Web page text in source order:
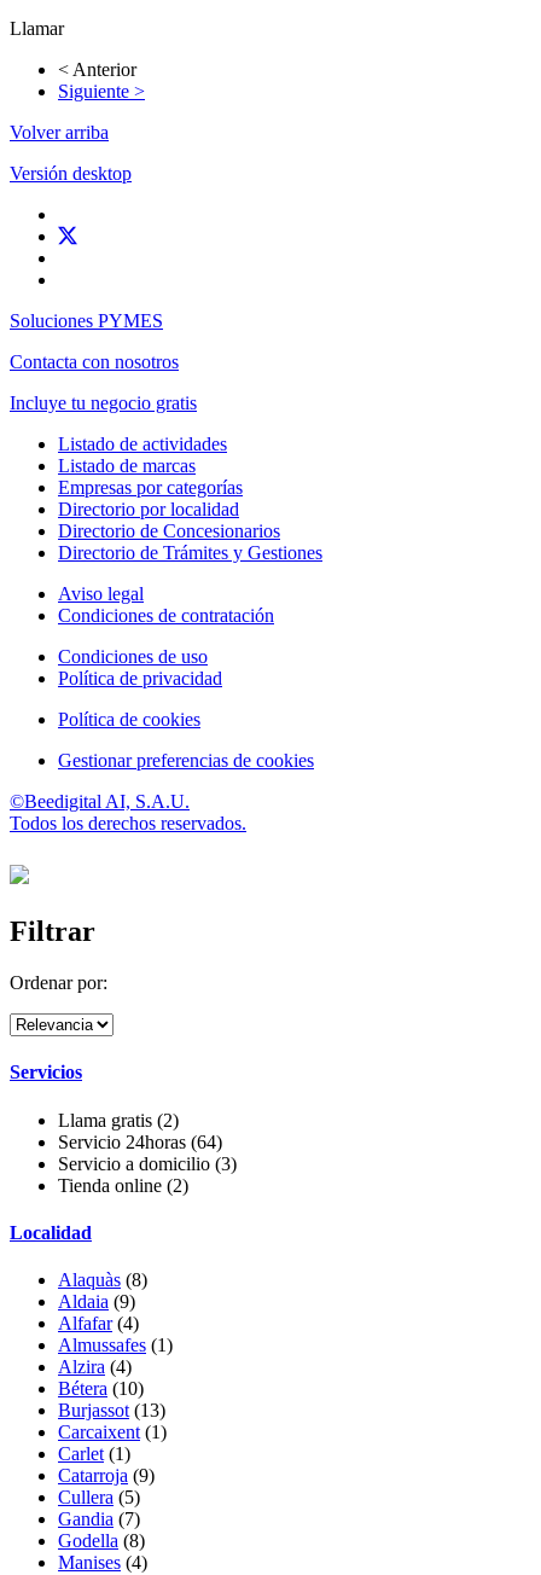
Llamar
< Anterior
Siguiente >
Volver arriba
Versión desktop
Soluciones PYMES
Contacta con nosotros
Incluye tu negocio gratis
Listado de actividades
Listado de marcas
Empresas por categorías
Directorio por localidad
Directorio de Concesionarios
Directorio de Trámites y Gestiones
Aviso legal
Condiciones de contratación
Condiciones de uso
Política de privacidad
Política de cookies
Gestionar preferencias de cookies
©Beedigital AI, S.A.U.
Todos los derechos reservados.
Filtrar
Ordenar por:
Servicios
Llama gratis (2)
Servicio 24horas (64)
Servicio a domicilio (3)
Tienda online (2)
Localidad
Alaquàs (8)
Aldaia (9)
Alfafar(4)
Almussafes (1)
Alzira (4)
Bétera (10)
Burjassot (13)
Carcaixent (1)
Carlet (1)
Catarroja (9)
Cullera (5)
Gandia (7)
Godella (8)
Manises (4)